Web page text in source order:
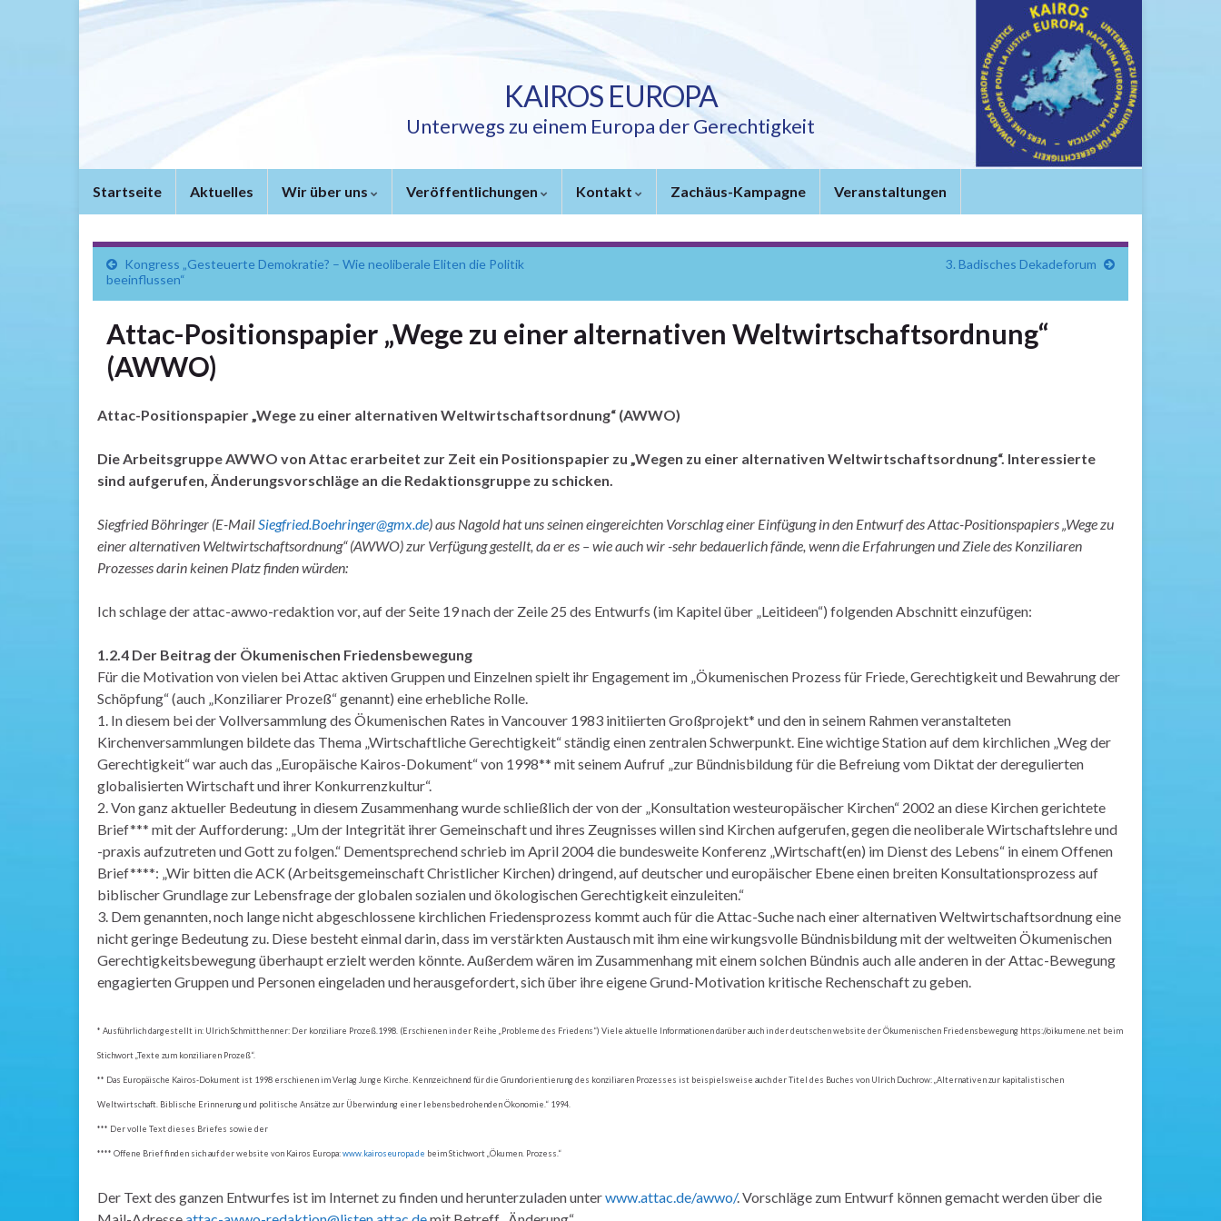
KAIROS EUROPA
Unterwegs zu einem Europa der Gerechtigkeit
Startseite Aktuelles Wir über uns Veröffentlichungen Kontakt Zachäus-Kampagne Veranstaltungen
Kongress „Gesteuerte Demokratie? – Wie neoliberale Eliten die Politik
beeinflussen“
3. Badisches Dekadeforum
Attac-Positionspapier „Wege zu einer alternativen Weltwirtschaftsordnung“
(AWWO)
Attac-Positionspapier „Wege zu einer alternativen Weltwirtschaftsordnung“ (AWWO)
Die Arbeitsgruppe AWWO von Attac erarbeitet zur Zeit ein Positionspapier zu „Wegen zu einer alternativen Weltwirtschaftsordnung“. Interessierte
sind aufgerufen, Änderungsvorschläge an die Redaktionsgruppe zu schicken.
Siegfried Böhringer (E-MailSiegfried.Boehringer@gmx.de) aus Nagold hat uns seinen eingereichten Vorschlag einer Einfügung in den Entwurf des Attac-Positionspapiers „Wege zu
einer alternativen Weltwirtschaftsordnung“ (AWWO) zur Verfügung gestellt, da er es – wie auch wir -sehr bedauerlich fände, wenn die Erfahrungen und Ziele des Konziliaren
Prozesses darin keinen Platz finden würden:
Ich schlage der attac-awwo-redaktion vor, auf der Seite 19 nach der Zeile 25 des Entwurfs (im Kapitel über „Leitideen“) folgenden Abschnitt einzufügen:
1.2.4 Der Beitrag der Ökumenischen Friedensbewegung
Für die Motivation von vielen bei Attac aktiven Gruppen und Einzelnen spielt ihr Engagement im „Ökumenischen Prozess für Friede, Gerechtigkeit und Bewahrung der
Schöpfung“ (auch „Konziliarer Prozeß“ genannt) eine erhebliche Rolle.
1. In diesem bei der Vollversammlung des Ökumenischen Rates in Vancouver 1983 initiierten Großprojekt* und den in seinem Rahmen veranstalteten
Kirchenversammlungen bildete das Thema „Wirtschaftliche Gerechtigkeit“ ständig einen zentralen Schwerpunkt. Eine wichtige Station auf dem kirchlichen „Weg der
Gerechtigkeit“ war auch das „Europäische Kairos-Dokument“ von 1998** mit seinem Aufruf „zur Bündnisbildung für die Befreiung vom Diktat der deregulierten
globalisierten Wirtschaft und ihrer Konkurrenzkultur“.
2. Von ganz aktueller Bedeutung in diesem Zusammenhang wurde schließlich der von der „Konsultation westeuropäischer Kirchen“ 2002 an diese Kirchen gerichtete
Brief*** mit der Aufforderung: „Um der Integrität ihrer Gemeinschaft und ihres Zeugnisses willen sind Kirchen aufgerufen, gegen die neoliberale Wirtschaftslehre und
-praxis aufzutreten und Gott zu folgen.“ Dementsprechend schrieb im April 2004 die bundesweite Konferenz „Wirtschaft(en) im Dienst des Lebens“ in einem Offenen
Brief****: „Wir bitten die ACK (Arbeitsgemeinschaft Christlicher Kirchen) dringend, auf deutscher und europäischer Ebene einen breiten Konsultationsprozess auf
biblischer Grundlage zur Lebensfrage der globalen sozialen und ökologischen Gerechtigkeit einzuleiten.“
3. Dem genannten, noch lange nicht abgeschlossene kirchlichen Friedensprozess kommt auch für die Attac-Suche nach einer alternativen Weltwirtschaftsordnung eine
nicht geringe Bedeutung zu. Diese besteht einmal darin, dass im verstärkten Austausch mit ihm eine wirkungsvolle Bündnisbildung mit der weltweiten Ökumenischen
Gerechtigkeitsbewegung überhaupt erzielt werden könnte. Außerdem wären im Zusammenhang mit einem solchen Bündnis auch alle anderen in der Attac-Bewegung
engagierten Gruppen und Personen eingeladen und herausgefordert, sich über ihre eigene Grund-Motivation kritische Rechenschaft zu geben.
* Ausführlich dargestellt in: Ulrich Schmitthenner: Der konziliare Prozeß.1998. (Erschienen in der Reihe „Probleme des Friedens“) Viele aktuelle Informationen darüber auch in der deutschen website der Ökumenischen Friedensbewegung https://oikumene.net beim
Stichwort „Texte zum konziliaren Prozeß“.
** Das Europäische Kairos-Dokument ist 1998 erschienen im Verlag Junge Kirche. Kennzeichnend für die Grundorientierung des konziliaren Prozesses ist beispielsweise auch der Titel des Buches von Ulrich Duchrow: „Alternativen zur kapitalistischen
Weltwirtschaft. Biblische Erinnerung und politische Ansätze zur Überwindung einer lebensbedrohenden Ökonomie.“ 1994.
*** Der volle Text dieses Briefes sowie der
**** Offene Brief finden sich auf der website von Kairos Europa:www.kairoseuropa.de beim Stichwort „Ökumen. Prozess.“
Der Text des ganzen Entwurfes ist im Internet zu finden und herunterzuladen unterwww.attac.de/awwo/. Vorschläge zum Entwurf können gemacht werden über die